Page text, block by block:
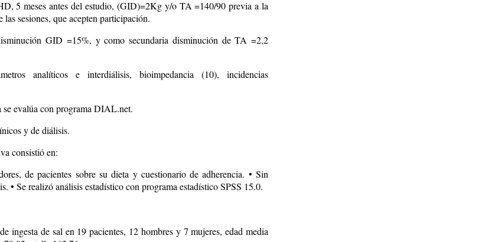
5 meses antes del estudio, (GID)=2Kg y/o TA =140/90 previa a la
sesiones, que acepten participación.
GID =15%, y como secundaria disminución de TA =2,2
analíticos e interdiálisis, bioimpedancia (10), incidencias
se evalúa con programa DIAL.net.
y de diálisis.
consistió en:
de pacientes sobre su dieta y cuestionario de adherencia. • Sin
• Se realizó análisis estadístico con programa estadístico SPSS 15.0.
ingesta de sal en 19 pacientes, 12 hombres y 7 mujeres, edad media